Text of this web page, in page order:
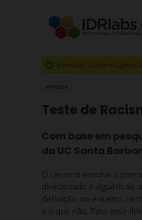
Revisado
Politics
Teste de
Com base em
da UC Santa
O racismo envolve o
direcionado a alguém de
definição, no entanto,
e o que não. Para esse